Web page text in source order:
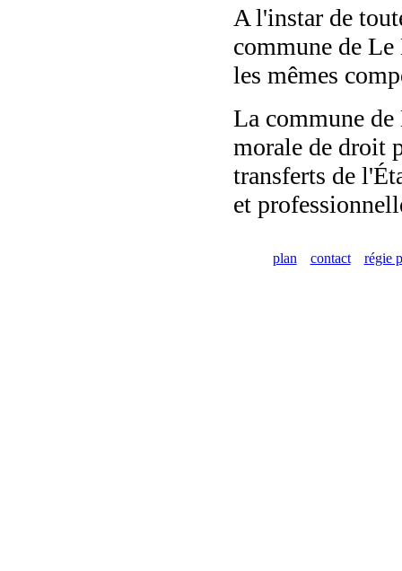
A l'instar de
commune de
les mêmes
La commune
morale de droit
transferts de
et
plan contact régie